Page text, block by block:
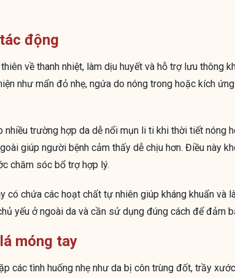
động
về thanh nhiệt, làm dịu huyết và hỗ trợ lưu thông
như mẩn đỏ nhẹ, ngứa do nóng trong hoặc kích
nhiều trường hợp da dễ nổi mụn li ti khi thời tiết nóng
giúp người bệnh cảm thấy dễ chịu hơn. Điều này
chăm sóc bổ trợ hợp lý.
có chứa các hoạt chất tự nhiên giúp kháng khuẩn và
yếu ở ngoài da và cần sử dụng đúng cách để đảm
móng tay
các tình huống nhẹ như da bị côn trùng đốt, trầy